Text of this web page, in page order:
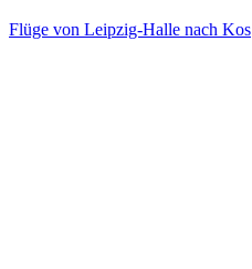
Flüge von Leipzig-Halle nach Kos